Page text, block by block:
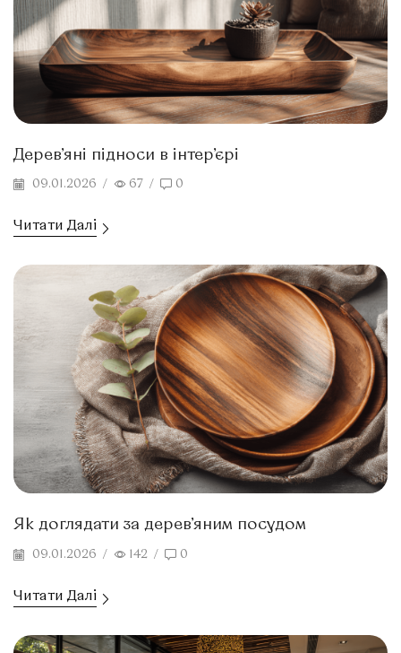
Дерев’яні підноси в інтер’єрі
09.01.2026 / 67 / 0
Читати Далі
Як доглядати за дерев’яним посудом
09.01.2026 / 142 / 0
Читати Далі